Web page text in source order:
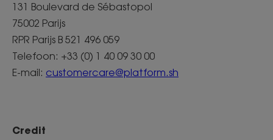
131 Boulevard de Sébastopol
75002 Parijs
RPR Parijs B 521 496 059
Telefoon: +33 (0) 1 40 09 30 00
E-mail: customercare@platform.sh
Credit